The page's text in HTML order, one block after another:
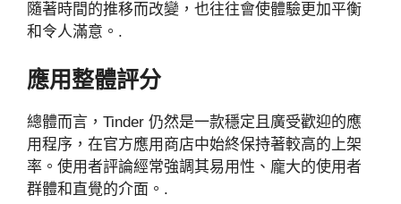
隨著時間的推移而改變，也往往會使體驗更加平衡
和令人滿意。.
應用整體評分
總體而言，Tinder 仍然是一款穩定且廣受歡迎的應
用程序，在官方應用商店中始終保持著較高的上架
率。使用者評論經常強調其易用性、龐大的使用者
群體和直覺的介面。.